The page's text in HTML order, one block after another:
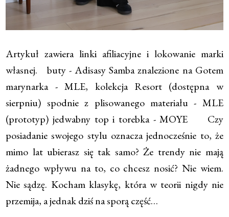
Artykuł zawiera linki afiliacyjne i lokowanie marki
własnej. buty - Adisasy Samba znalezione na Gotem
marynarka - MLE, kolekcja Resort (dostępna w
sierpniu) spodnie z plisowanego materiału - MLE
(prototyp) jedwabny top i torebka - MOYE Czy
posiadanie swojego stylu oznacza jednocześnie to, że
mimo lat ubierasz się tak samo? Że trendy nie mają
żadnego wpływu na to, co chcesz nosić? Nie wiem.
Nie sądzę. Kocham klasykę, która w teorii nigdy nie
przemija, a jednak dziś na sporą część…